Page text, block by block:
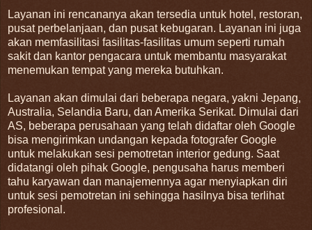
Layanan ini rencananya akan tersedia untuk hotel, restoran,
pusat perbelanjaan, dan pusat kebugaran. Layanan ini juga
akan memfasilitasi fasilitas-fasilitas umum seperti rumah
sakit dan kantor pengacara untuk membantu masyarakat
menemukan tempat yang mereka butuhkan.
Layanan akan dimulai dari beberapa negara, yakni Jepang,
Australia, Selandia Baru, dan Amerika Serikat. Dimulai dari
AS, beberapa perusahaan yang telah didaftar oleh Google
bisa mengirimkan undangan kepada fotografer Google
untuk melakukan sesi pemotretan interior gedung. Saat
didatangi oleh pihak Google, pengusaha harus memberi
tahu karyawan dan manajemennya agar menyiapkan diri
untuk sesi pemotretan ini sehingga hasilnya bisa terlihat
profesional.